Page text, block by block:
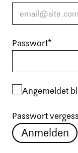
Passwort*
Angemeldet
Passwort
Anmelden